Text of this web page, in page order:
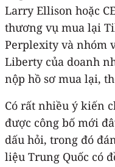
Larry Ellison hoặc
thương vụ mua lại
Perplexity và nhóm
Liberty của doanh
nộp hồ sơ mua lại,
Có rất nhiều ý kiến
được công bố mới
dấu hỏi, trong đó
liệu Trung Quốc có